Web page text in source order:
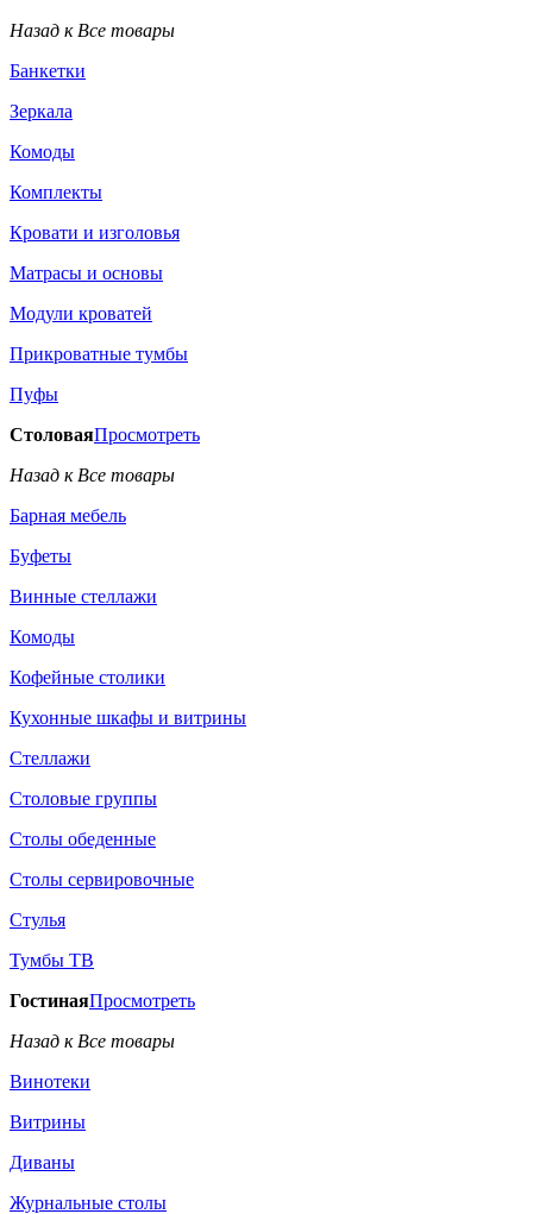
Назад к Все товары
Банкетки
Зеркала
Комоды
Комплекты
Кровати и изголовья
Матрасы и основы
Модули кроватей
Прикроватные тумбы
Пуфы
СтоловаяПросмотреть
Назад к Все товары
Барная мебель
Буфеты
Винные стеллажи
Комоды
Кофейные столики
Кухонные шкафы и витрины
Стеллажи
Столовые группы
Столы обеденные
Столы сервировочные
Стулья
Тумбы ТВ
ГостинаяПросмотреть
Назад к Все товары
Винотеки
Витрины
Диваны
Журнальные столы